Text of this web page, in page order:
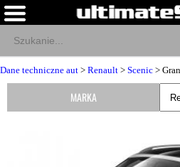
Dane techniczne aut > Renault > Scenic >
MARKA